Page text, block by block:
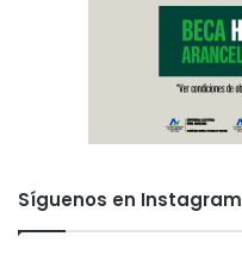
Síguenos en Instagram